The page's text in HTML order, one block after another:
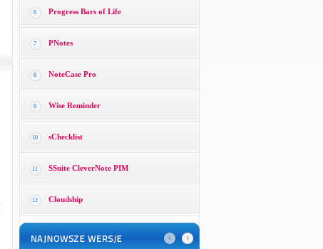
6 Progress Bars of Life
7 PNotes
8 NoteCase Pro
9 Wise Reminder
10 sChecklist
11 SSuite CleverNote PIM
12 Cloudship